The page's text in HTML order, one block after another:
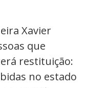
Xavier
que
restituição:
no estado